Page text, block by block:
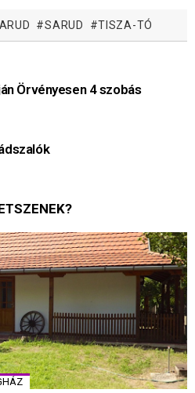
SARUD TISZA-TÓ
Örvényesen 4 szobás